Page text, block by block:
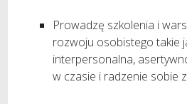
Prowadzę szkolenia i
rozwoju osobistego takie
interpersonalna,
w czasie i radzenie sobie